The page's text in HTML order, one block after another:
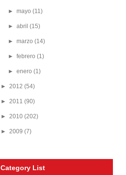
► mayo (11)
► abril (15)
► marzo (14)
► febrero (1)
► enero (1)
►2012(54)
►2011(90)
►2010(202)
►2009(7)
Category List